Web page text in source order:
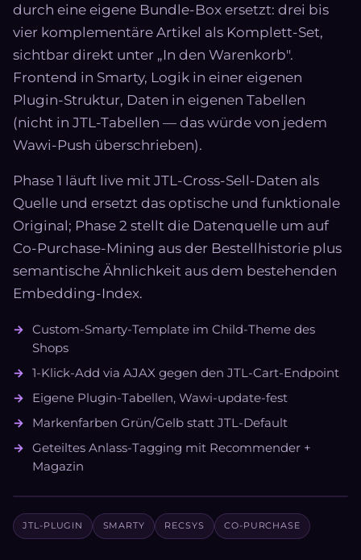
durch eine eigene Bundle-Box ersetzt: drei bis
vier komplementäre Artikel als Komplett-Set,
sichtbar direkt unter „In den Warenkorb".
Frontend in Smarty, Logik in einer eigenen
Plugin-Struktur, Daten in eigenen Tabellen
(nicht in JTL-Tabellen — das würde von jedem
Wawi-Push überschrieben).
Phase 1 läuft live mit JTL-Cross-Sell-Daten als
Quelle und ersetzt das optische und funktionale
Original; Phase 2 stellt die Datenquelle um auf
Co-Purchase-Mining aus der Bestellhistorie plus
semantische Ähnlichkeit aus dem bestehenden
Embedding-Index.
Custom-Smarty-Template im Child-Theme des
Shops
1-Klick-Add via AJAX gegen den JTL-Cart-Endpoint
Eigene Plugin-Tabellen, Wawi-update-fest
Markenfarben Grün/Gelb statt JTL-Default
Geteiltes Anlass-Tagging mit Recommender +
Magazin
SCREENSHOT BUNDLE-BOX FOLGT
JTL-PLUGIN SMARTY RECSYS CO-PURCHASE